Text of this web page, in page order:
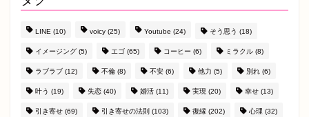
LINE (10) voicy (25) Youtube (24) そう思う (18)
イメージング (5) エゴ (65) コーヒー (6) ミラクル (8)
ラブラブ (12) 不倫 (8) 不安 (6) 他力 (5) 別れ (6)
叶う (19) 失恋 (40) 婚活 (11) 実現 (20) 幸せ (13)
引き寄せ (69) 引き寄せの法則 (103) 復縁 (202) 心理 (32)